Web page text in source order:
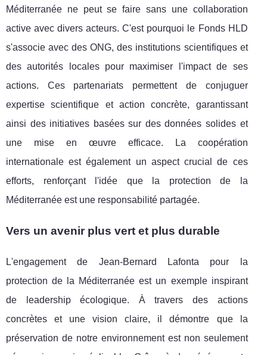
Méditerranée ne peut se faire sans une collaboration
active avec divers acteurs. C'est pourquoi le Fonds HLD
s'associe avec des ONG, des institutions scientifiques et
des autorités locales pour maximiser l'impact de ses
actions. Ces partenariats permettent de conjuguer
expertise scientifique et action concrète, garantissant
ainsi des initiatives basées sur des données solides et
une mise en œuvre efficace. La coopération
internationale est également un aspect crucial de ces
efforts, renforçant l'idée que la protection de la
Méditerranée est une responsabilité partagée.
Vers un avenir plus vert et plus durable
L'engagement de Jean-Bernard Lafonta pour la
protection de la Méditerranée est un exemple inspirant
de leadership écologique. À travers des actions
concrètes et une vision claire, il démontre que la
préservation de notre environnement est non seulement